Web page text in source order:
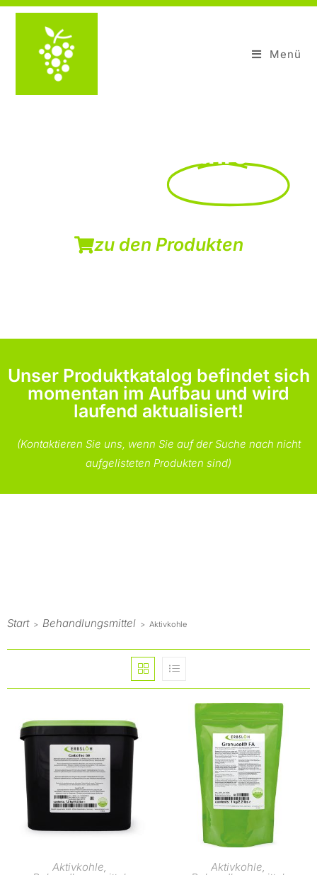
Menü
Finden Sie Ihre
passendenProdukte
zu den Produkten
Unser Produktkatalog befindet sich
momentan im Aufbau und wird
laufend aktualisiert!
(Kontaktieren Sie uns, wenn Sie auf der Suche nach nicht
aufgelisteten Produkten sind)
Start > Behandlungsmittel > Aktivkohle
Aktivkohle, Aktivkohle,